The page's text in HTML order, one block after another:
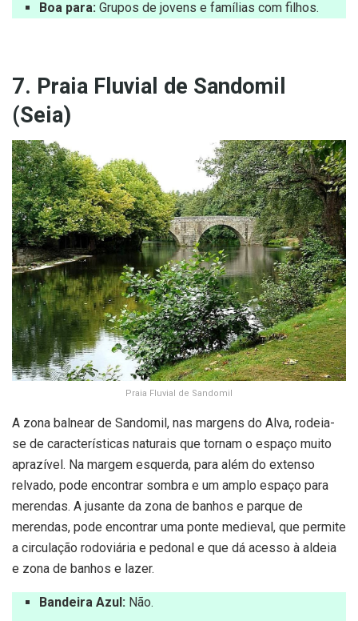
Boa para: Grupos de jovens e famílias com filhos.
7. Praia Fluvial de Sandomil
(Seia)
Praia Fluvial de Sandomil
A zona balnear de Sandomil, nas margens do Alva, rodeia-
se de características naturais que tornam o espaço muito
aprazível. Na margem esquerda, para além do extenso
relvado, pode encontrar sombra e um amplo espaço para
merendas. A jusante da zona de banhos e parque de
merendas, pode encontrar uma ponte medieval, que permite
a circulação rodoviária e pedonal e que dá acesso à aldeia
e zona de banhos e lazer.
Bandeira Azul: Não.